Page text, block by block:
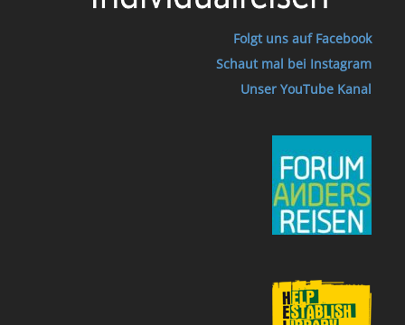
Folgt uns auf Facebook
Schaut mal bei Instagram
Unser YouTube Kanal